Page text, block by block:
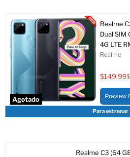
Agotado
Para estrenar
Realme
Dual SIM
4G LTE
Realme
actual
$149.99
Preview
Realme C3 (64